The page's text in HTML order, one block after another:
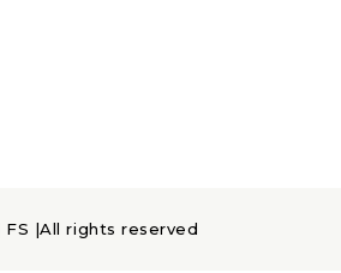
FS |All rights reserved